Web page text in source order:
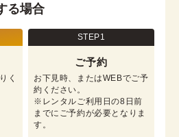
る場合
く
STEP1
ご予約
お下見時、またはWEBでご予
約ください。
※レンタルご利用日の8日前
までにご予約が必要となりま
す。